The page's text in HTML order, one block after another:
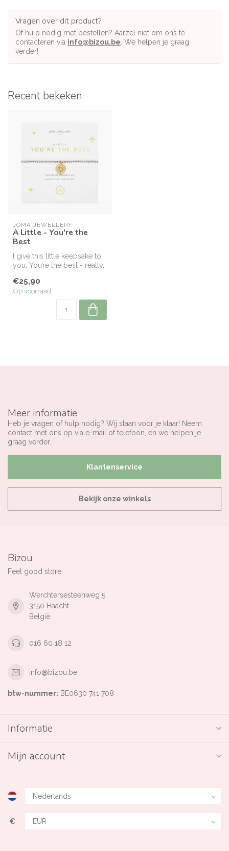
Vragen over dit product?
Of hulp nodig met bestellen? Aarzel niet om ons te
contacteren via info@bizou.be . We helpen je graag
verder!
Recent bekeken
JOMA JEWELLERY
A Little - You're the
Best
I give this little keepsake to
you. You’re the best - really,
€25,90
Op voorraad
Meer informatie
Heb je vragen of hulp nodig? Wij staan voor je klaar! Neem
contact met ons op via e-mail of telefoon, en we helpen je
graag verder.
Klantenservice
Bekijk onze winkels
Bizou
Feel good store
Werchtersesteenweg 5
3150 Haacht
België
016 60 18 12
info@bizou.be
btw-nummer: BE0630 741 708
Informatie
Mijn account
€